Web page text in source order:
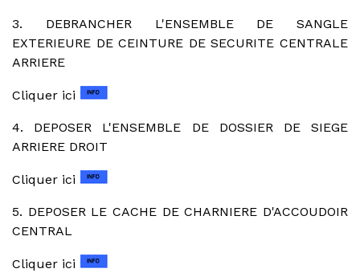
3. DEBRANCHER L'ENSEMBLE DE SANGLE
EXTERIEURE DE CEINTURE DE SECURITE CENTRALE
ARRIERE
Cliquer ici
4. DEPOSER L'ENSEMBLE DE DOSSIER DE SIEGE
ARRIERE DROIT
Cliquer ici
5. DEPOSER LE CACHE DE CHARNIERE D'ACCOUDOIR
CENTRAL
Cliquer ici